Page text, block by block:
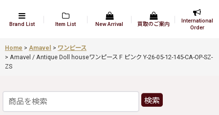
Brand List Item List New Arrival 買取のご案内
International
Order
Home > Amavel > ワンピース
> Amavel / Antique Doll houseワンピース F ピンク Y-26-05-12-145-CA-OP-SZ-
ZS
検索